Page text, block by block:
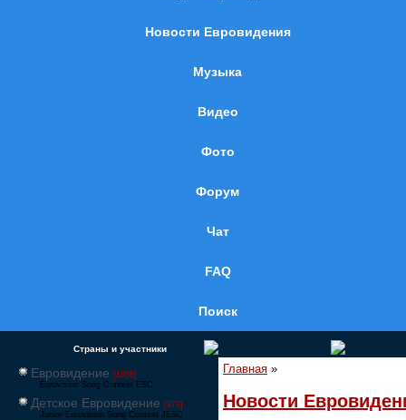
Новости Евровидения
Музыка
Видео
Фото
Форум
Чат
FAQ
Поиск
Страны и участники
Евровидение [1858]
Eurovision Song Contest ESC
Детское Евровидение [878]
Junior Eurovision Song Contest JESC
Главная »
Новости